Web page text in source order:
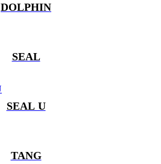
DOLPHIN
SEAL
SEAL U
TANG